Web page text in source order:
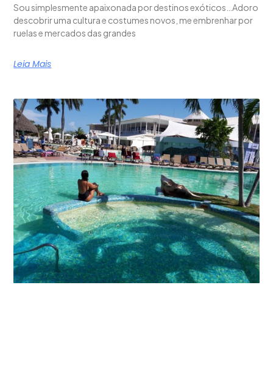
Sou simplesmente apaixonada por destinos exóticos…Adoro
descobrir uma cultura e costumes novos, me embrenhar por
ruelas e mercados das grandes
Leia Mais